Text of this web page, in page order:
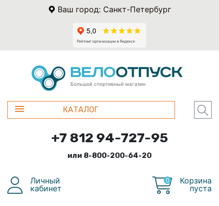
Ваш город: Санкт-Петербург
Большой спортивный магазин
КАТАЛОГ
+7 812 94-727-95
или 8-800-200-64-20
Личный
кабинет
0
Корзина
пуста